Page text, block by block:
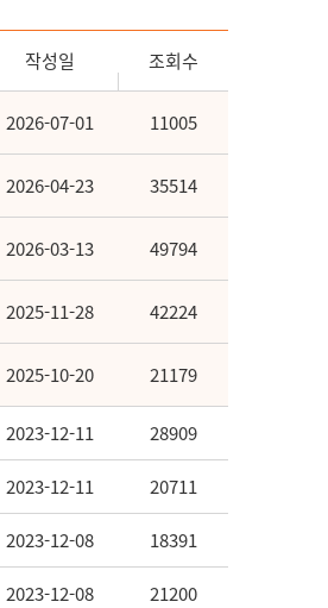
작성일 조회수
2026-07-01 11005
2026-04-23 35514
2026-03-13 49794
2025-11-28 42224
2025-10-20 21179
2023-12-11 28909
2023-12-11 20711
2023-12-08 18391
2023-12-08 21200